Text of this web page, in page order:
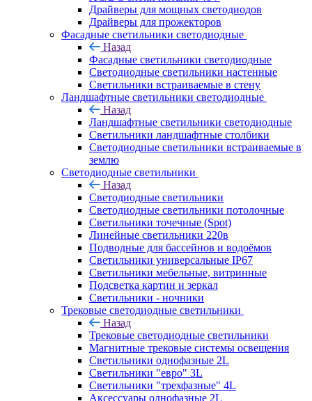
Драйверы для мощных светодиодов
Драйверы для прожекторов
Фасадные светильники светодиодные
Назад
Фасадные светильники светодиодные
Светодиодные светильники настенные
Светильники встраиваемые в стену
Ландшафтные светильники светодиодные
Назад
Ландшафтные светильники светодиодные
Светильники ландшафтные столбики
Светодиодные светильники встраиваемые в
землю
Светодиодные светильники
Назад
Светодиодные светильники
Светодиодные светильники потолочные
Светильники точечные (Spot)
Линейные светильники 220в
Подводные для бассейнов и водоёмов
Светильники универсальные IP67
Светильники мебельные, витринные
Подсветка картин и зеркал
Светильники - ночники
Трековые светодиодные светильники
Назад
Трековые светодиодные светильники
Магнитные трековые системы освещения
Светильники однофазные 2L
Светильники "евро" 3L
Светильники "трехфазные" 4L
Аксессуары однофазные 2L